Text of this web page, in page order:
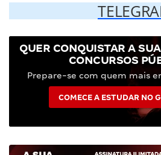
QUER CONQUISTAR A
CONCURSOS
Prepare-se com quem mais
COMECE A ESTUDAR NO